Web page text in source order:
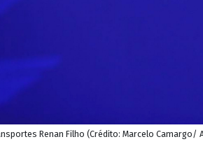
Renan Filho (Crédito: Marcelo Camargo/